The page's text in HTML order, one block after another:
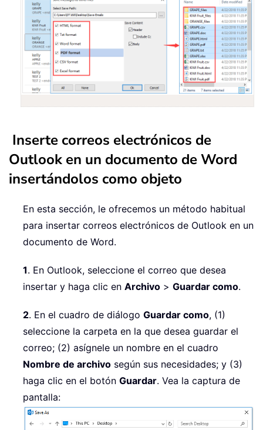
Inserte correos electrónicos de
Outlook en un documento de Word
insertándolos como objeto
En esta sección, le ofrecemos un método habitual
para insertar correos electrónicos de Outlook en un
documento de Word.
1. En Outlook, seleccione el correo que desea
insertar y haga clic en Archivo > Guardar como.
2. En el cuadro de diálogo Guardar como, (1)
seleccione la carpeta en la que desea guardar el
correo; (2) asígnele un nombre en el cuadro
Nombre de archivo según sus necesidades; y (3)
haga clic en el botón Guardar. Vea la captura de
pantalla: